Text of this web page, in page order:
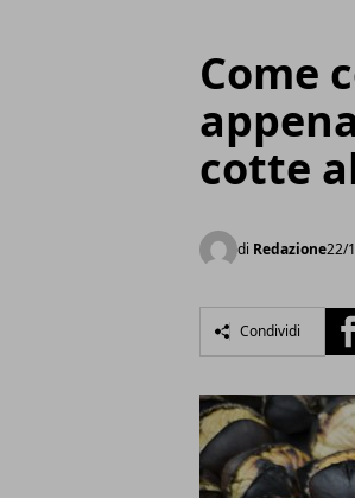
Come
cotte
di Redazione22/
Condividi